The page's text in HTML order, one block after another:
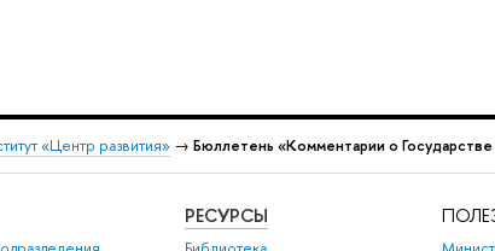
«Центр развития» → Бюллетень «Комментарии о
РЕСУРСЫ